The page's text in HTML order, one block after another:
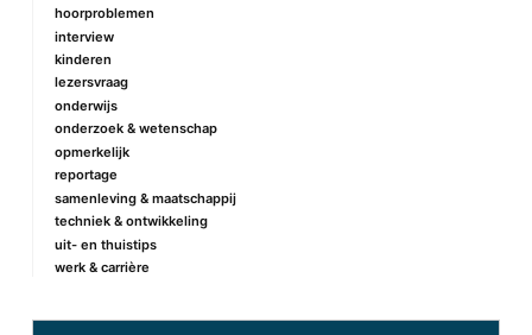
Naam*
E-mail*
hoorproblemen
interview
kinderen
lezersvraag
onderwijs
onderzoek & wetenschap
opmerkelijk
reportage
samenleving & maatschappij
techniek & ontwikkeling
uit- en thuistips
werk & carrière